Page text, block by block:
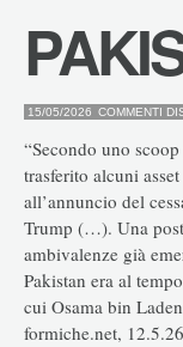
15/05/2026 COMMENTI
“Secondo uno
trasferito alcuni
all’annuncio del
Trump (…). Una
ambivalenze già
Pakistan era al
cui Osama bin
formiche.net,